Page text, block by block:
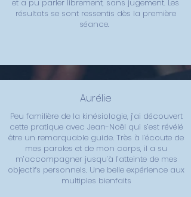
et a pu parler librement, sans jugement. Les
résultats se sont ressentis dès la première
séance.
Aurélie
Peu familière de la kinésiologie, j’ai découvert
cette pratique avec Jean-Noël qui s’est révélé
être un remarquable guide. Très à l’écoute de
mes paroles et de mon corps, il a su
m’accompagner jusqu’à l’atteinte de mes
objectifs personnels. Une belle expérience aux
multiples bienfaits